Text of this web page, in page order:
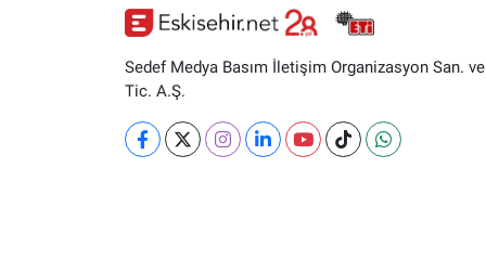
Sedef Medya Basım İletişim Organizasyon San. ve
Tic. A.Ş.